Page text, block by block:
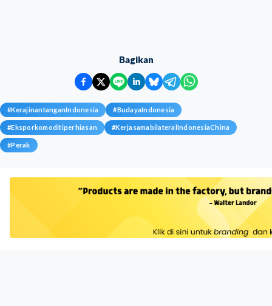
Bagikan
#KerajinantanganIndonesia #BudayaIndonesia
#Eksporkomoditiperhiasan #KerjasamabilateralIndonesiaChina
#Perak